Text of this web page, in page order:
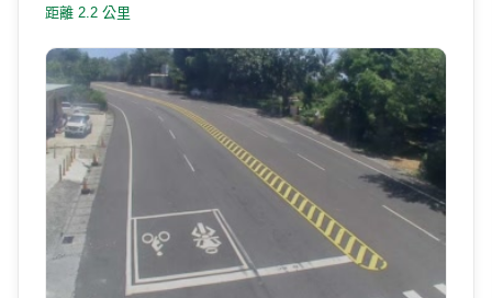
台11線 86K+425